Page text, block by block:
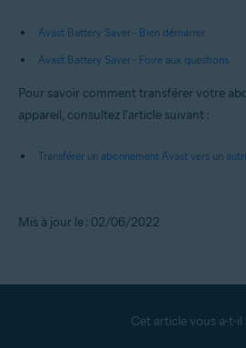
Avast Battery Saver - Bien démarrer
Avast Battery Saver - Foire aux questions
Pour savoir comment transférer votre
appareil, consultez l'article suivant :
Transférer un abonnement Avast vers un
Mis à jour le : 02/06/2022
Cet article vous a-t-il